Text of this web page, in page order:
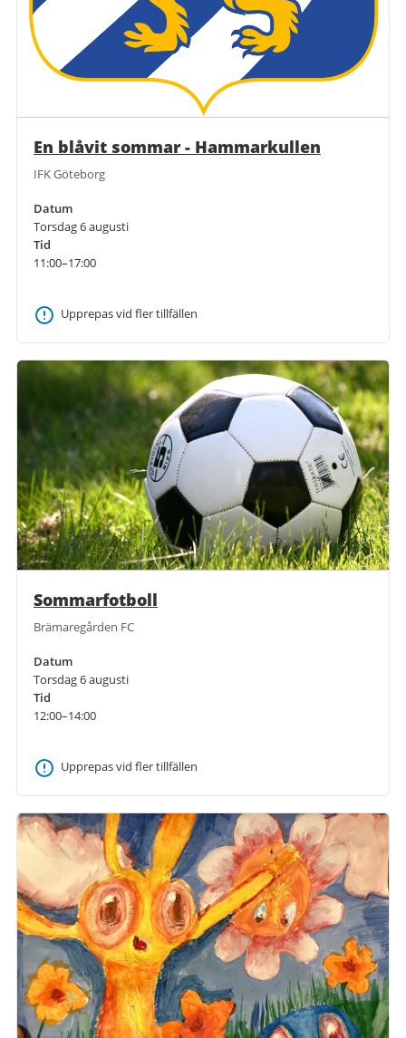
En blåvit sommar - Hammarkullen
IFK Göteborg
Datum
Torsdag 6 augusti
Tid
11:00–17:00
Upprepas vid fler tillfällen
Sommarfotboll
Brämaregården FC
Datum
Torsdag 6 augusti
Tid
12:00–14:00
Upprepas vid fler tillfällen